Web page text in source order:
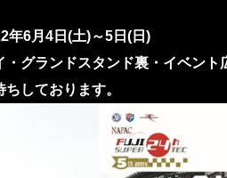
年6月4日(土)～5日(日)
グランドスタンド裏・イベント
ちしております。